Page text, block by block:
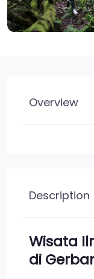
Overview
Description
Wisata
di